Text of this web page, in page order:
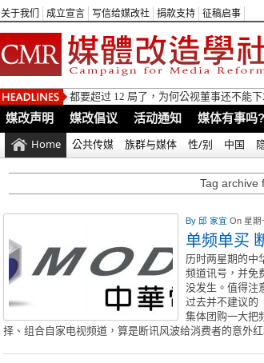
关于我们 成立宣言 写信给媒改社 捐款支持 征稿启事
都要超过 12 局了，为何公视董事还不能
媒改声明 媒改倡议 活动通知 媒体有事吗?
Home 公共传媒 族群与媒体 性/别 中国
Tag archive
By 邱 家宜 On 星期
单频单买
历时两星期的中
频道讯号，并免
没发生。值得注
过去并不建议的
集体团购一大把
择、组合自家电视频道，算是断讯风波给消费者的意外